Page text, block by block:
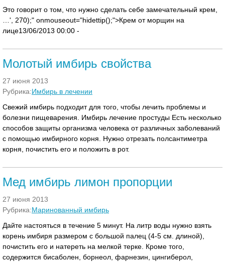
Это говорит о том, что нужно сделать себе замечательный крем,
…', 270);" onmouseout="hidettip();">Крем от морщин на
лице13/06/2013 00:00 -
Молотый имбирь свойства
27 июня 2013
Рубрика:Имбирь в лечении
Свежий имбирь подходит для того, чтобы лечить проблемы и
болезни пищеварения. Имбирь лечение простуды Есть несколько
способов защиты организма человека от различных заболеваний
с помощью имбирного корня. Нужно отрезать полсантиметра
корня, почистить его и положить в рот.
Мед имбирь лимон пропорции
27 июня 2013
Рубрика:Маринованный имбирь
Дайте настояться в течение 5 минут. На литр воды нужно взять
корень имбиря размером с большой палец (4-5 см. длиной),
почистить его и натереть на мелкой терке. Кроме того,
содержится бисаболен, борнеол, фарнезин, цингиберол,